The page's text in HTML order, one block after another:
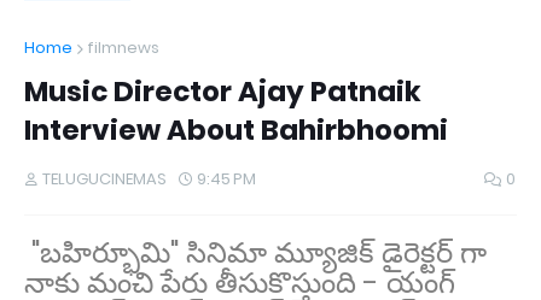
Home filmnews
Music Director Ajay Patnaik
Interview About Bahirbhoomi
TELUGUCINEMAS 9:45 PM 0
"బహిర్భూమి" సినిమా మ్యూజిక్ డైరెక్టర్ గా
నాకు మంచి పేరు తీసుకొస్తుంది - యంగ్